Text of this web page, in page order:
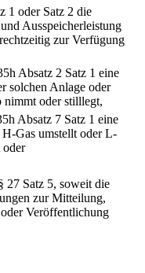
1 oder Satz 2 die
Ausspeicherleistung
zur Verfügung
Absatz 2 Satz 1 eine
solchen Anlage oder
nimmt oder stilllegt,
Absatz 7 Satz 1 eine
Gas umstellt oder L-
oder
27 Satz 5, soweit die
zur Mitteilung,
Veröffentlichung